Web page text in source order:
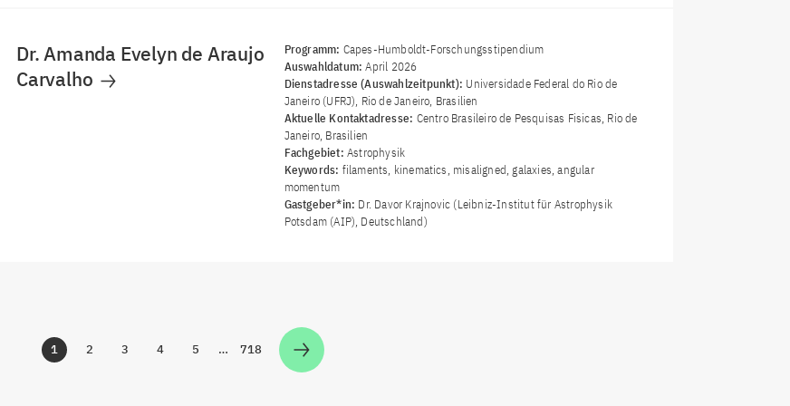
Dr. Amanda Evelyn de Araujo
Carvalho
Programm: Capes-Humboldt-Forschungsstipendium
Auswahldatum:April 2026
Dienstadresse (Auswahlzeitpunkt): Universidade Federal do Rio de
Janeiro (UFRJ), Rio de Janeiro, Brasilien
Aktuelle Kontaktadresse: Centro Brasileiro de Pesquisas Fisicas, Rio de
Janeiro, Brasilien
Fachgebiet: Astrophysik
Keywords: filaments, kinematics, misaligned, galaxies, angular
momentum
Gastgeber*in: Dr. Davor Krajnovic (Leibniz-Institut für Astrophysik
Potsdam (AIP), Deutschland)
Zur Seite
1 Zur Seite
2 Zur Seite
3 Zur Seite
4 Zur Seite
5 … Zur Seite
718